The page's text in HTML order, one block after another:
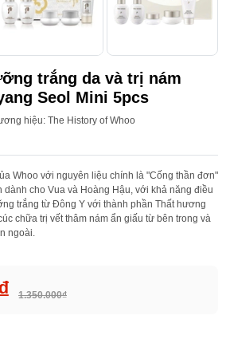
trắng da và trị nám
Seol Mini 5pcs
hiệu: The History of Whoo
Whoo với nguyên liệu chính là "Cống thần đơn"
dành cho Vua và Hoàng Hậu, với khả năng điều
trắng từ Đông Y với thành phần Thất hương
chữa trị vết thâm nám ẩn giấu từ bên trong và
ngoài.
1.350.000₫